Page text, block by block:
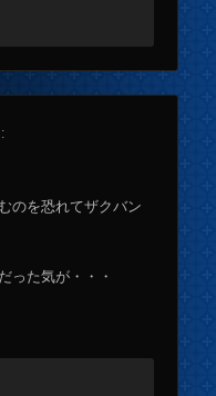
のを恐れてザクバン
った気が・・・